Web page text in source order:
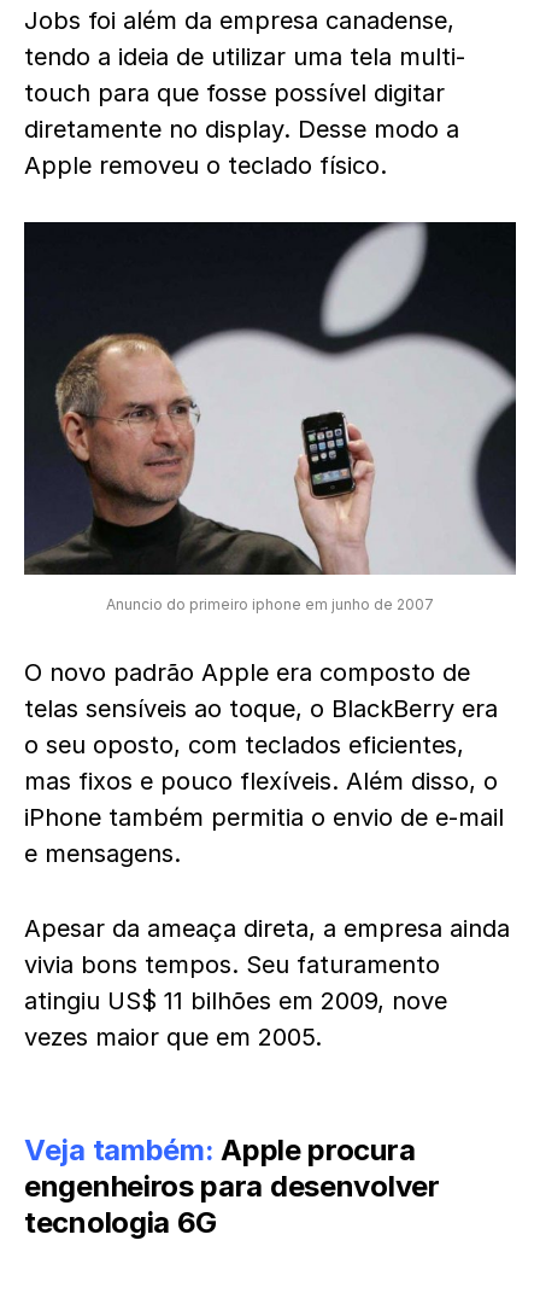
Jobs foi além da empresa canadense,
tendo a ideia de utilizar uma tela multi-
touch para que fosse possível digitar
diretamente no display. Desse modo a
Apple removeu o teclado físico.
Anuncio do primeiro iphone em junho de 2007
O novo padrão Apple era composto de
telas sensíveis ao toque, o BlackBerry era
o seu oposto, com teclados eficientes,
mas fixos e pouco flexíveis. Além disso, o
iPhone também permitia o envio de e-mail
e mensagens.
Apesar da ameaça direta, a empresa ainda
vivia bons tempos. Seu faturamento
atingiu US$ 11 bilhões em 2009, nove
vezes maior que em 2005.
Veja também: Apple procura
engenheiros para desenvolver
tecnologia 6G